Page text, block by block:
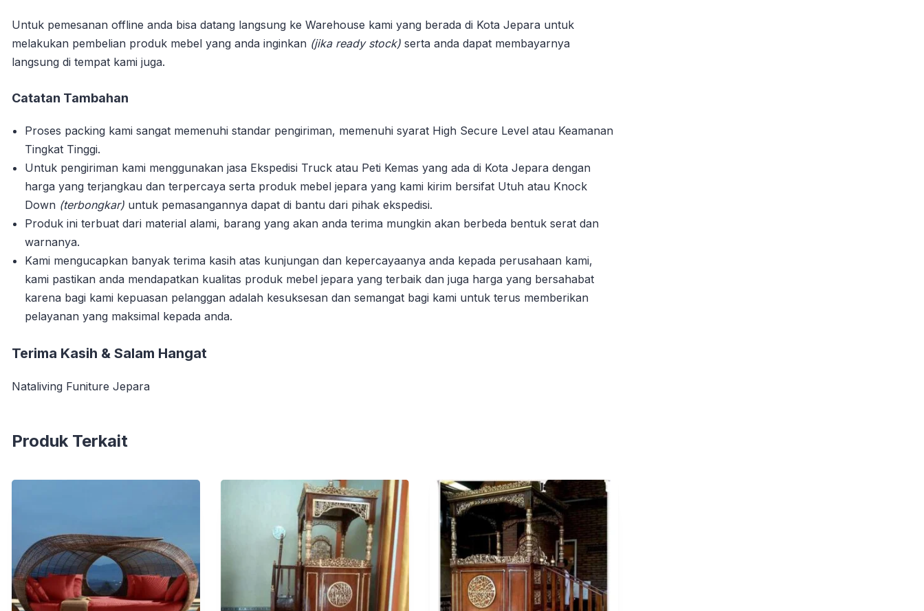
Untuk pemesanan offline anda bisa datang langsung ke Warehouse kami yang berada di Kota Jepara untuk
melakukan pembelian produk mebel yang anda inginkan (jika ready stock) serta anda dapat membayarnya
langsung di tempat kami juga.
Catatan Tambahan
Proses packing kami sangat memenuhi standar pengiriman, memenuhi syarat High Secure Level atau Keamanan
Tingkat Tinggi.
Untuk pengiriman kami menggunakan jasa Ekspedisi Truck atau Peti Kemas yang ada di Kota Jepara dengan
harga yang terjangkau dan terpercaya serta produk mebel jepara yang kami kirim bersifat Utuh atau Knock
Down (terbongkar) untuk pemasangannya dapat di bantu dari pihak ekspedisi.
Produk ini terbuat dari material alami, barang yang akan anda terima mungkin akan berbeda bentuk serat dan
warnanya.
Kami mengucapkan banyak terima kasih atas kunjungan dan kepercayaanya anda kepada perusahaan kami,
kami pastikan anda mendapatkan kualitas produk mebel jepara yang terbaik dan juga harga yang bersahabat
karena bagi kami kepuasan pelanggan adalah kesuksesan dan semangat bagi kami untuk terus memberikan
pelayanan yang maksimal kepada anda.
Terima Kasih & Salam Hangat
Nataliving Funiture Jepara
Produk Terkait